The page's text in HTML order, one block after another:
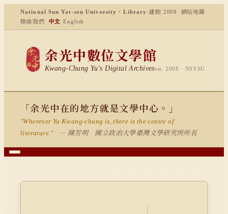
National Sun Yat-sen University · Library ·建館 2008 網站地圖 ·
聯絡我們
中文·English
余光中數位文學館
Kwang-Chung Yu's Digital Archivesest. 2008 · NSYSU
「余光中在的地方就是文學中心。」
"Wherever Yu Kwang-chung is, there is the centre of
literature."
— 陳芳明 國立政治大學臺灣文學研究所所長